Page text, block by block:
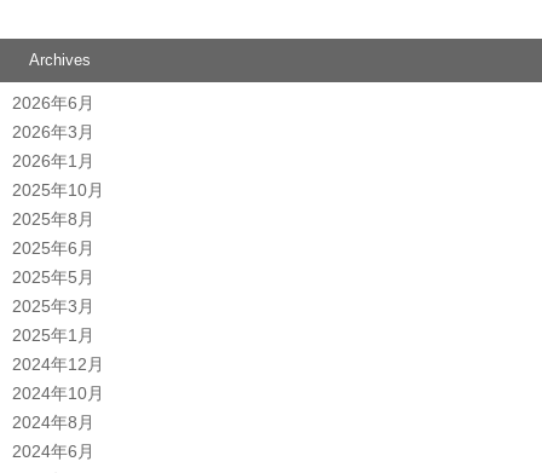
Archives
2026年6月
2026年3月
2026年1月
2025年10月
2025年8月
2025年6月
2025年5月
2025年3月
2025年1月
2024年12月
2024年10月
2024年8月
2024年6月